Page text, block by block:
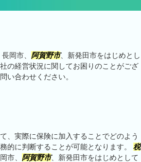
岡市、 阿賀野市、新発田市をはじめとし
の経営状況に関してお困りのことがござ
い合わせください。
、実際に保険に加入することでどのよう
的に判断することが可能となります。 税
市、 阿賀野市、新発田市をはじめとして